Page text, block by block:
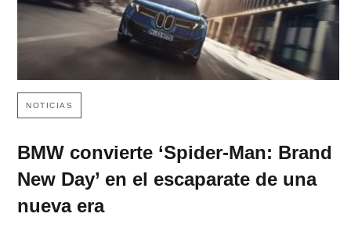
NOTICIAS
BMW convierte ‘Spider-Man: Brand
New Day’ en el escaparate de una
nueva era